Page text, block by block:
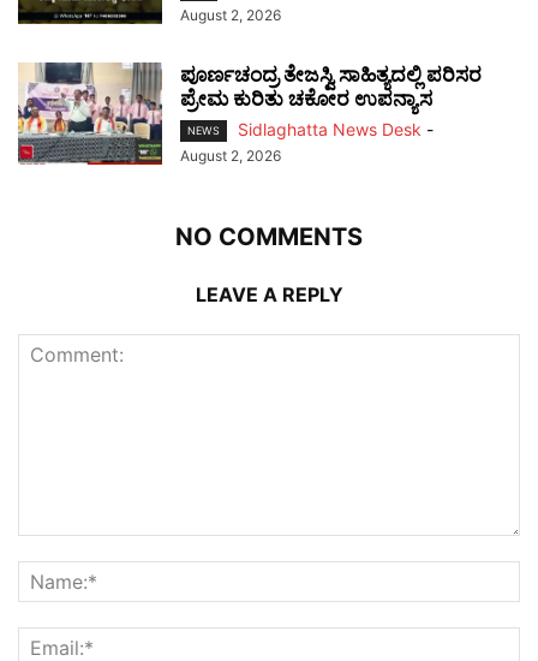
August 2, 2026
ಪೂರ್ಣಚಂದ್ರ ತೇಜಸ್ವಿ ಸಾಹಿತ್ಯದಲ್ಲಿ ಪರಿಸರ
ಪ್ರೇಮ ಕುರಿತು ಚಕೋರ ಉಪನ್ಯಾಸ
NEWS Sidlaghatta News Desk -
August 2, 2026
NO COMMENTS
LEAVE A REPLY